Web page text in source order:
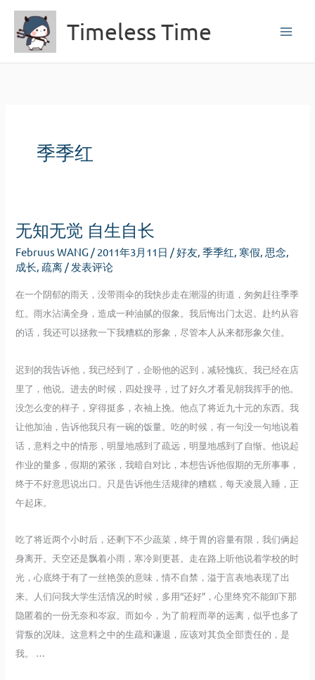
容
Timeless Time
季季红
无知无觉 自生自长
Februus WANG / 2011年3月11日 /好友 ,季季红 寒假 思念
成长 疏离 / 发表评论
在一个阴郁的雨天，没带雨伞的我快步走在潮湿的街道，匆匆赶往季季
红。雨水沾满全身，造成一种油腻的假象。我后悔出门太迟。赴约从容
的话，我还可以拯救一下我糟糕的形象，尽管本人从来都形象欠佳。
迟到的我告诉他，我已经到了，企盼他的迟到，减轻愧疚。我已经在店
里了，他说。进去的时候，四处搜寻，过了好久才看见朝我挥手的他。
没怎么变的样子，穿得挺多，衣袖上挽。他点了将近九十元的东西。我
让他加油，告诉他我只有一碗的饭量。吃的时候，有一句没一句地说着
话，意料之中的情形，明显地感到了疏远，明显地感到了自惭。他说起
作业的量多，假期的紧张，我暗自对比，本想告诉他假期的无所事事，
终于不好意思说出口。只是告诉他生活规律的糟糕，每天凌晨入睡，正
午起床。
吃了将近两个小时后，还剩下不少蔬菜，终于胃的容量有限，我们俩起
身离开。天空还是飘着小雨，寒冷则更甚。走在路上听他说着学校的时
光，心底终于有了一丝艳羡的意味，情不自禁，溢于言表地表现了出
来。人们问我大学生活情况的时候，多用“还好”，心里终究不能卸下那
隐匿着的一份无奈和岑寂。而如今，为了前程而举的远离，似乎也多了
背叛的况味。这意料之中的生疏和谦退，应该对其负全部责任的，是
我。 …